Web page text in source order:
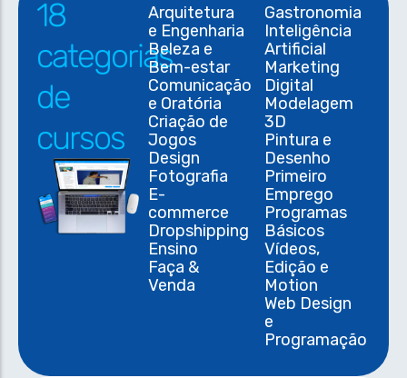
18
categorias
de
cursos
Arquitetura
e Engenharia
Beleza e
Bem-estar
Comunicação
e Oratória
Criação de
Jogos
Design
Fotografia
E-
commerce
Dropshipping
Ensino
Faça &
Venda
Gastronomia
Inteligência
Artificial
Marketing
Digital
Modelagem
3D
Pintura e
Desenho
Primeiro
Emprego
Programas
Básicos
Vídeos,
Edição e
Motion
Web Design
e
Programação